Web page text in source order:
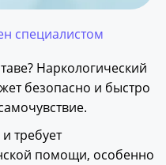
специалистом
Наркологический
безопасно и быстро
требует
помощи, особенно